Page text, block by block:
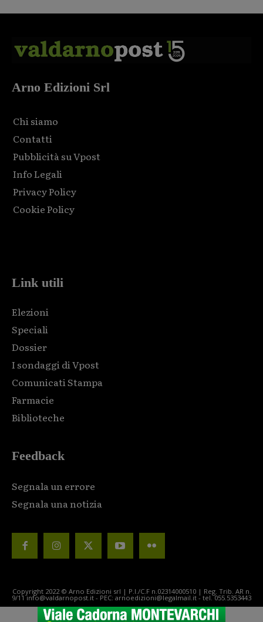
Arno Edizioni Srl
Chi siamo
Contatti
Pubblicità su Vpost
Info Legali
Privacy Policy
Cookie Policy
Link utili
Elezioni
Speciali
Dossier
I sondaggi di Vpost
Comunicati Stampa
Farmacie
Biblioteche
Feedback
Segnala un errore
Segnala una notizia
Copyright 2022 © Arno Edizioni srl | P.I./C.F n.02314000510 | Reg. Trib. AR n.
9/11 info@valdarnopost.it - PEC: arnoedizioni@legalmail.it - tel. 055.5353443